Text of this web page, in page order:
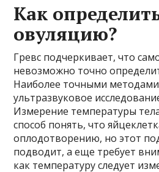
Как
овуляцию?
Гревс подчеркивает, что
невозможно точно
Наиболее точными методами
ультразвуковое
Измерение температуры
способ понять, что
оплодотворению, но этот
подводит, а еще требует
как температуру следует